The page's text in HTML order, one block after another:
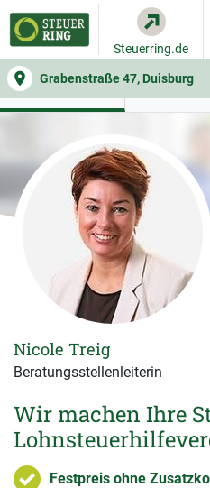
Grabenstraße 47, Duisburg
Steuerring.de
WER SIE BERÄT
Wir machen Ihre
Festpreis ohne
Nicole Treig
Beratungsstellenleiterin